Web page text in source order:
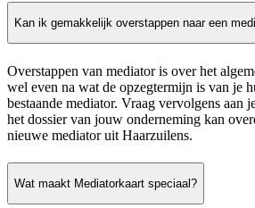
Kan ik gemakkelijk overstappen naar een
Overstappen van mediator is over het
wel even na wat de opzegtermijn is van je
bestaande mediator. Vraag vervolgens aan
het dossier van jouw onderneming kan
nieuwe mediator uit Haarzuilens.
Wat maakt Mediatorkaart speciaal?